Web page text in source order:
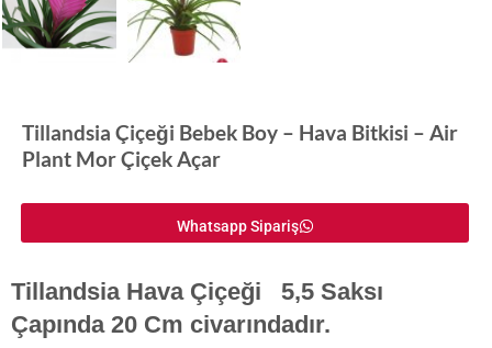
Tillandsia Çiçeği Bebek Boy – Hava Bitkisi – Air
Plant Mor Çiçek Açar
Whatsapp Sipariş
Tillandsia Hava Çiçeği 5,5 Saksı
Çapında 20 Cm civarındadır.